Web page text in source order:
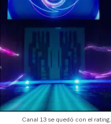
Canal 13 se quedó con el rating.